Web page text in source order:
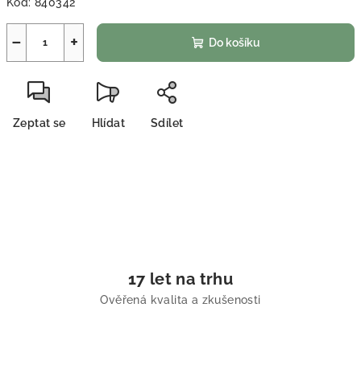
+
− Do košíku
Zeptat se Hlídat Sdílet
17 let na trhu
Ověřená kvalita a zkušenosti